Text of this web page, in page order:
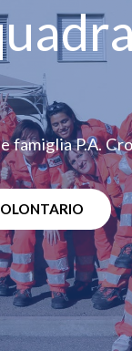
famiglia P.A.